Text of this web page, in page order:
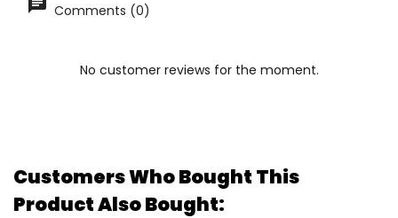
Comments (0)
No customer reviews for the moment.
Customers Who Bought This
Product Also Bought: